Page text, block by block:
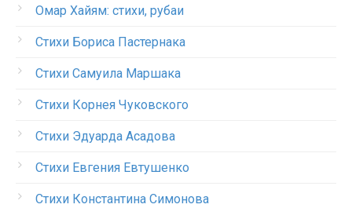
Омар Хайям: стихи, рубаи
Стихи Бориса Пастернака
Стихи Самуила Маршака
Стихи Корнея Чуковского
Стихи Эдуарда Асадова
Стихи Евгения Евтушенко
Стихи Константина Симонова